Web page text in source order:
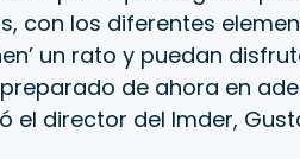
con los diferentes
un rato y puedan
de ahora en
el director del Imder,